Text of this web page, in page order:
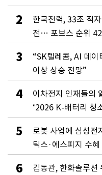
2
한국전력, 33조 적
전… 포브스 순위
3
“SK텔레콤, AI 데
이상 상승 전망”
4
이차전지 인재들의
‘2026 K-배터리 청
5
로봇 사업에 삼성
틱스·에스피지 수
6
김동관, 한화솔루